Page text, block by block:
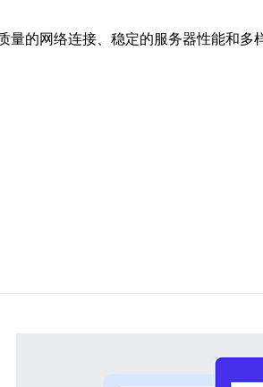
的网络连接、稳定的服务器性能和